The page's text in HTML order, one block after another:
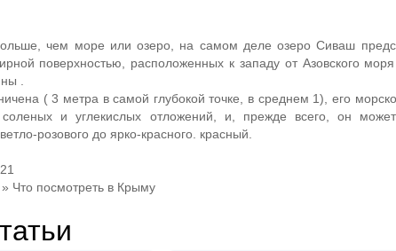
чем море или озеро, на самом деле озеро Сиваш
поверхностью, расположенных к западу от Азовского
.
( 3 метра в самой глубокой точке, в среднем 1), его
и углекислых отложений, и, прежде всего, он может
розового до ярко-красного. красный.
» Что посмотреть в Крыму